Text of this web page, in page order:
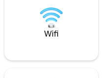
de al
huéspedes: las 3
personas en
en la reserva.
Wifi